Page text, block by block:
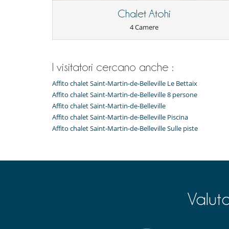
Per i vostri pasti
Garage o posteggio privato
Qui vicino
Piste a meno di 200 m
geleistete Anzahlung. Sollten wir das Haus jedoch
behalten wir lediglich 10 % des
- Annullamento a meno di31 Giorniprima dell'arrivo :
Chalet Atohi
4 Camere
I visitatori cercano anche :
Affito chalet Saint-Martin-de-Belleville Le Bettaix
Affito chalet Saint-Martin-de-Belleville 8 persone
Affito chalet Saint-Martin-de-Belleville
Affito chalet Saint-Martin-de-Belleville Piscina
Affito chalet Saint-Martin-de-Belleville Sulle piste